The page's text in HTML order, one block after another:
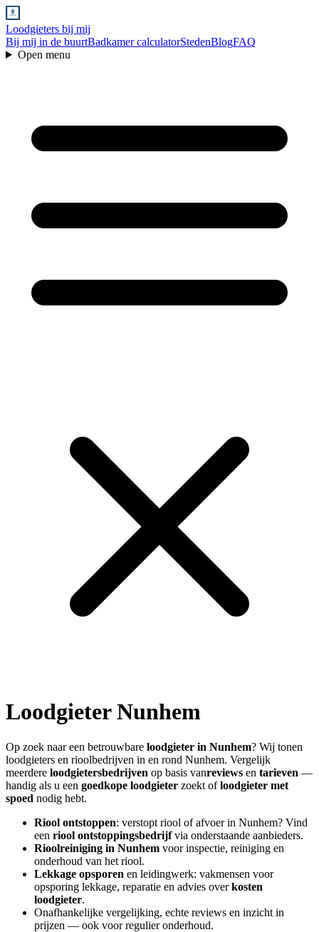
Loodgieters bij mij
Bij mij in de buurtBadkamer calculatorStedenBlogFAQ
Open menu
LoodgieterNunhem
Op zoek naar een betrouwbare loodgieter in Nunhem? Wij tonen
loodgieters en rioolbedrijven in en rond Nunhem. Vergelijk
meerdere loodgietersbedrijven op basis vanreviews en tarieven —
handig als u een goedkope loodgieter zoekt ofloodgieter met
spoed nodig hebt.
Riool ontstoppen: verstopt riool of afvoer in Nunhem? Vind
een riool ontstoppingsbedrijfvia onderstaande aanbieders.
Rioolreiniging in Nunhem voor inspectie, reiniging en
onderhoud van het riool.
Lekkage opsporen en leidingwerk: vakmensen voor
opsporing lekkage, reparatie en advies overkosten
loodgieter.
Onafhankelijke vergelijking, echte reviews en inzicht in
prijzen — ook voor regulier onderhoud.